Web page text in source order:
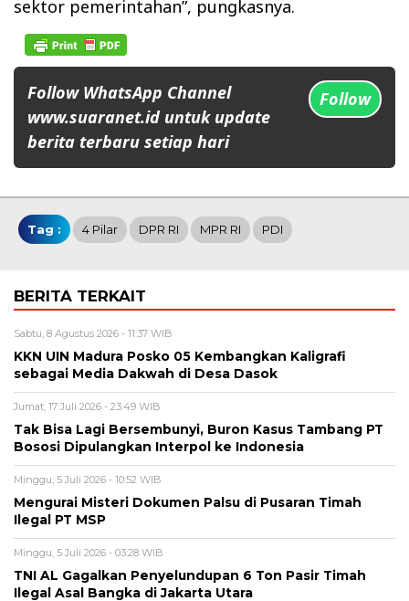
sektor pemerintahan”, pungkasnya.
Follow WhatsApp Channel
www.suaranet.id untuk update
berita terbaru setiap hari
Follow
Tag : 4 Pilar DPR RI MPR RI PDI
BERITA TERKAIT
Sabtu, 8 Agustus 2026 - 11:37 WIB
KKN UIN Madura Posko 05 Kembangkan Kaligrafi
sebagai Media Dakwah di Desa Dasok
Jumat, 17 Juli 2026 - 23:49 WIB
Tak Bisa Lagi Bersembunyi, Buron Kasus Tambang PT
Bososi Dipulangkan Interpol ke Indonesia
Minggu, 5 Juli 2026 - 10:52 WIB
Mengurai Misteri Dokumen Palsu di Pusaran Timah
Ilegal PT MSP
Minggu, 5 Juli 2026 - 03:28 WIB
TNI AL Gagalkan Penyelundupan 6 Ton Pasir Timah
Ilegal Asal Bangka di Jakarta Utara